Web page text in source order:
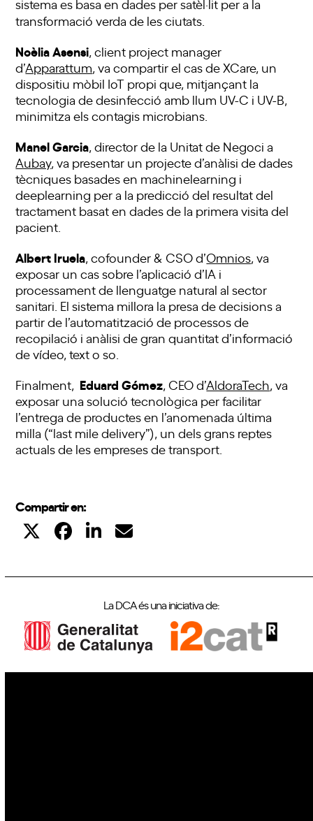
transformació verda de les ciutats.
Noèlia Asensi , client project manager
d’Apparattum , va compartir el cas de XCare, un
dispositiu mòbil IoT propi que, mitjançant la
tecnologia de desinfecció amb llum UV-C i UV-B,
minimitza els contagis microbians.
Manel Garcia , director de la Unitat de Negoci a
Aubay, va presentar un projecte d’anàlisi de dades
tècniques basades en machinelearning i
deeplearning per a la predicció del resultat del
tractament basat en dades de la primera visita del
pacient.
Albert Iruela , cofounder & CSO d’Omnios , va
exposar un cas sobre l’aplicació d’IA i
processament de llenguatge natural al sector
sanitari. El sistema millora la presa de decisions a
partir de l’automatització de processos de
recopilació i anàlisi de gran quantitat d’informació
de vídeo, text o so.
Finalment, Eduard Gómez , CEO d’AldoraTech , va
exposar una solució tecnològica per facilitar
l’entrega de productes en l’anomenada última
milla (“last mile delivery”), un dels grans reptes
actuals de les empreses de transport.
Compartir en:
La DCA és una iniciativa de: